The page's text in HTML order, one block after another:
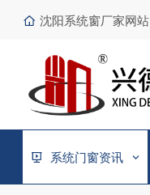
沈阳系统窗厂家网站
系统门窗资讯